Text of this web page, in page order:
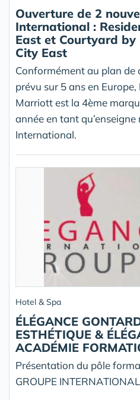
Ouverture de 2
International :
East et Courtyard
City East
Conformément au plan de
prévu sur 5 ans en
Marriott est la 4ème
année en tant
International.
Hotel & Spa
ÉLÉGANCE
ESTHÉTIQUE &
ACADÉMIE
Présentation du pôle
GROUPE INTERNATIONAL